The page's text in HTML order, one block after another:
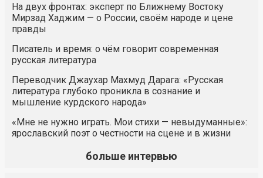
На двух фронтах: эксперт по Ближнему Востоку
Мирзад Хаджим — о России, своём народе и цене
правды
Писатель и время: о чём говорит современная
русская литература
Переводчик Джаухар Махмуд Дарага: «Русская
литература глубоко проникла в сознание и
мышление курдского народа»
«Мне не нужно играть. Мои стихи — невыдуманные»:
ярославский поэт о честности на сцене и в жизни
больше интервью